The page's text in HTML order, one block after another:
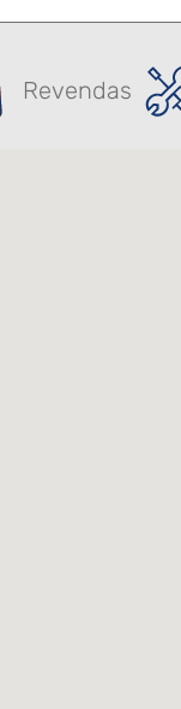
Revendas